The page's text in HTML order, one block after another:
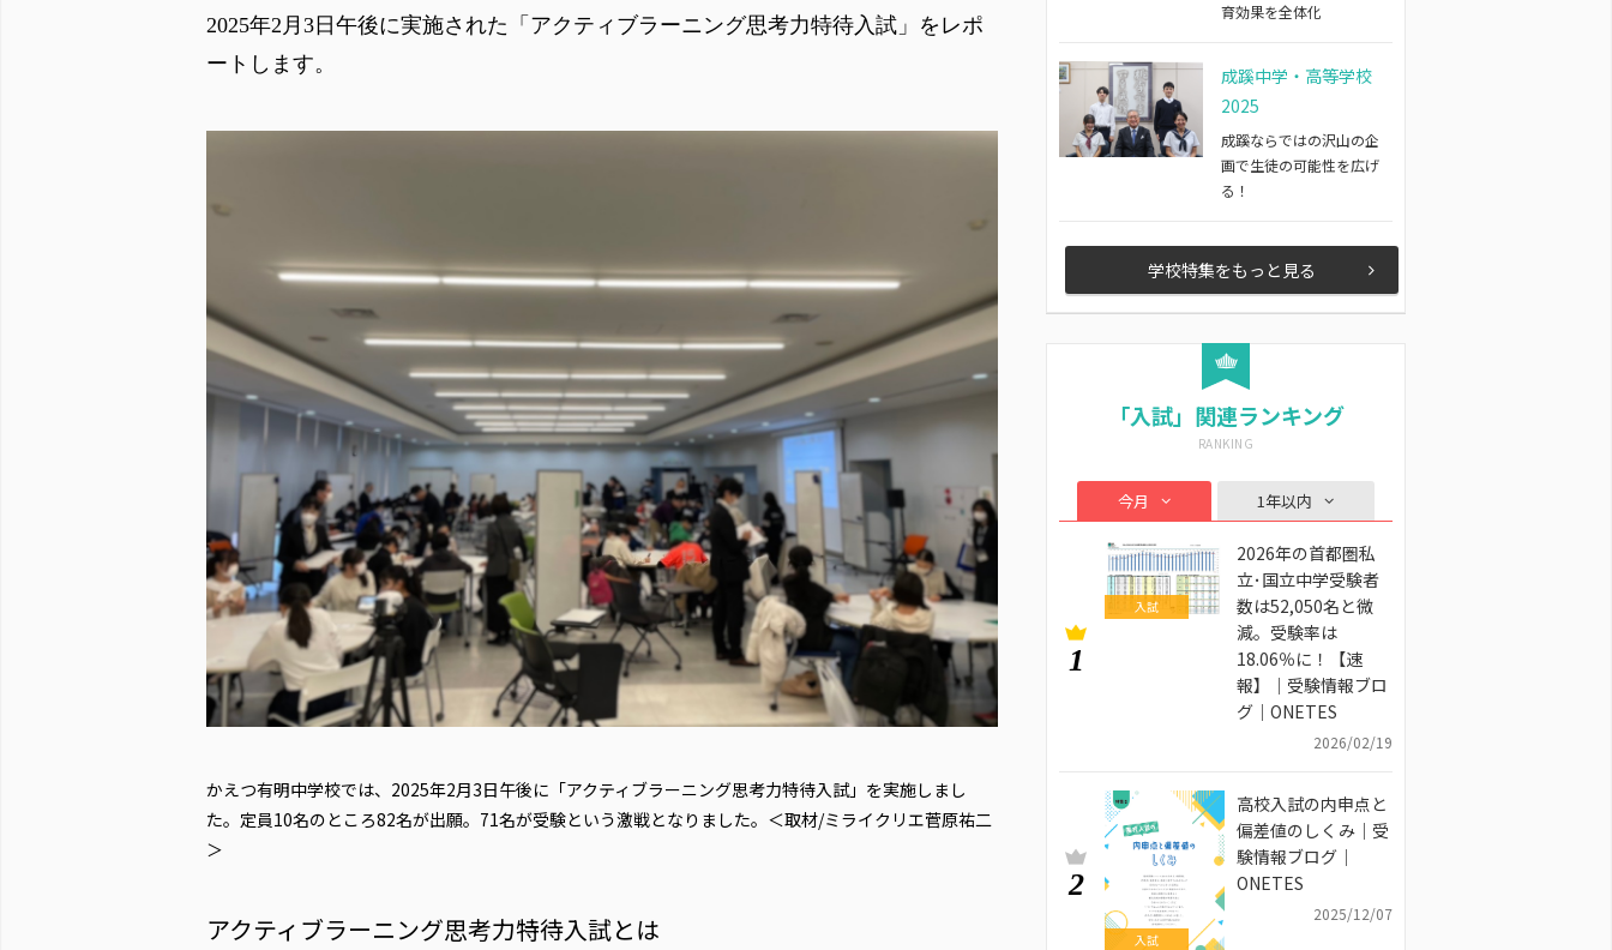
2025年2月3日午後に実施された「アクティブラーニング思考力特待入試」をレポ
ートします。
かえつ有明中学校では、2025年2月3日午後に「アクティブラーニング思考力特待入試」を実施しまし
た。定員10名のところ82名が出願。71名が受験という激戦となりました。＜取材/ミライクリエ菅原祐二
＞
アクティブラーニング思考力特待入試とは
育効果を全体化
成蹊中学・高等学校
2025
成蹊ならではの沢山の企
画で生徒の可能性を広げ
る！
学校特集をもっと見る
「入試」関連ランキング
今月 1年以内
1
入試
2026年の首都圏私
立･国立中学受験者
数は52,050名と微
減。受験率は
18.06％に！【速
報】｜受験情報ブロ
グ｜ONETES
2026/02/19
2
入試
高校入試の内申点と
偏差値のしくみ｜受
験情報ブログ｜
ONETES
2025/12/07